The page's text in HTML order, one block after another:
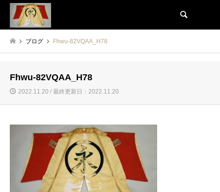
ブログ Fhwu-82VQAA_H78
Fhwu-82VQAA_H78
2022.11.20 / 最終更新日：2022.11.20